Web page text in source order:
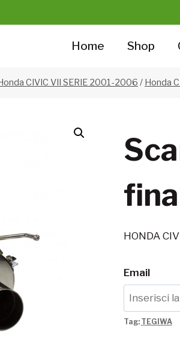
Home Shop
CIVIC VII SERIE 2001-2006 / Honda
HONDA
Email
Tag: TEGIWA